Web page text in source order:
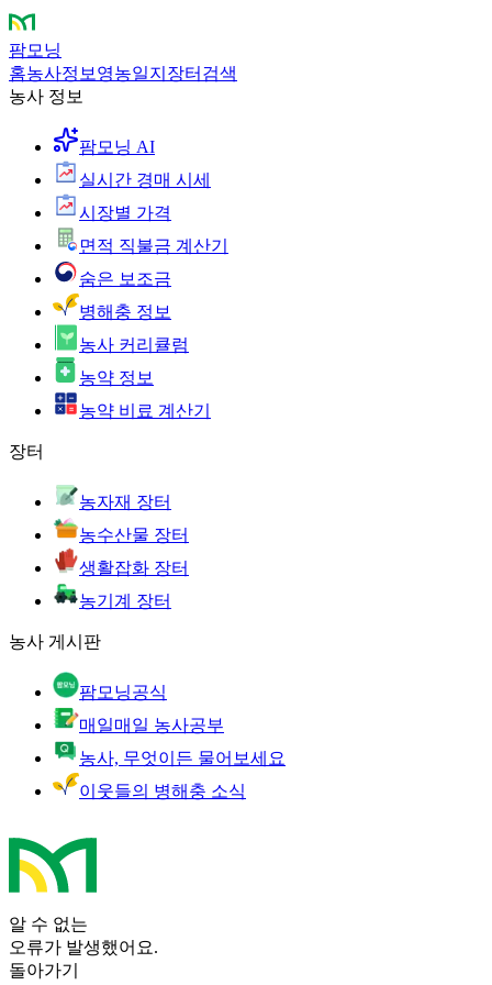
팜모닝
홈농사정보 영농일지 장터 검색
농사 정보
팜모닝 AI
실시간 경매 시세
시장별 가격
면적 직불금 계산기
숨은 보조금
병해충 정보
농사 커리큘럼
농약 정보
농약 비료 계산기
장터
농자재 장터
농수산물 장터
생활잡화 장터
농기계 장터
농사 게시판
팜모닝공식
매일매일 농사공부
농사, 무엇이든 물어보세요
이웃들의 병해충 소식
알 수 없는
오류가 발생했어요.
돌아가기